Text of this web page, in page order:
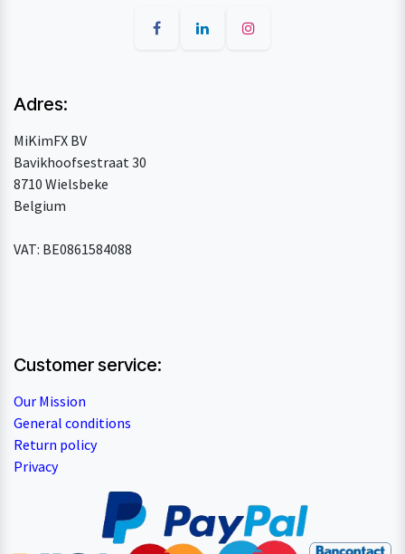
Adres:
MiKimFX BV
Bavikhoofsestraat 30
8710 Wielsbeke
Belgium
VAT: BE0861584088
Customer service:
Our Mission
General conditions
Return policy
Privacy